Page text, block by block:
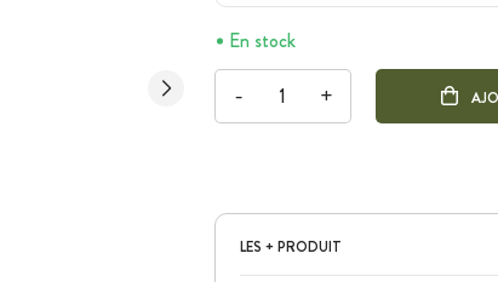
En stock
- +
LES + PRODUIT